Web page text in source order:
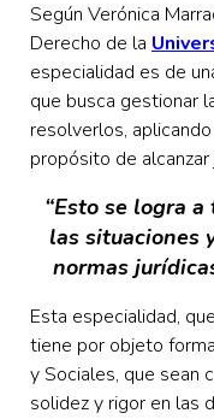
Según Verónica
Derecho de la
especialidad es de
que busca gestionar
resolverlos,
propósito de
“Esto se logra
las situaciones
normas
Esta especialidad,
tiene por objeto
y Sociales, que sean
solidez y rigor en las